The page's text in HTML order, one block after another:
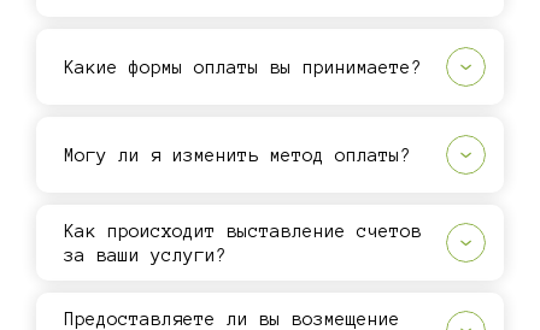
Какие формы оплаты вы принимаете?
Могу ли я изменить метод оплаты?
Как происходит выставление счетов
за ваши услуги?
Предоставляете ли вы возмещение